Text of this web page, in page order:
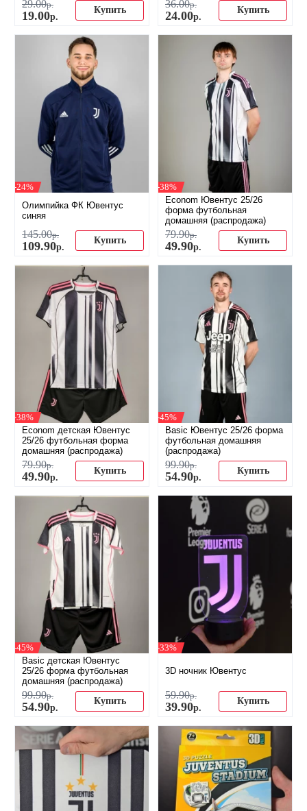
29.00р.
19.00р.
Купить
36.00р.
24.00р.
Купить
-24%
Олимпийка ФК Ювентус
синяя
145.00р.
109.90р.
Купить
-38%
Econom Ювентус 25/26
форма футбольная
домашняя (распродажа)
79.90р.
49.90р.
Купить
-38%
Econom детская Ювентус
25/26 футбольная форма
домашняя (распродажа)
79.90р.
49.90р.
Купить
-45%
Basic Ювентус 25/26 форма
футбольная домашняя
(распродажа)
99.90р.
54.90р.
Купить
-45%
Basic детская Ювентус
25/26 форма футбольная
домашняя (распродажа)
99.90р.
54.90р.
Купить
-33%
3D ночник Ювентус
59.90р.
39.90р.
Купить